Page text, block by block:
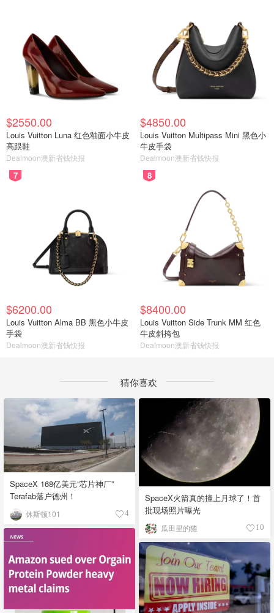
$2550.00
Louis Vuitton Luna 红色釉面小牛皮
高跟鞋
Dealmoon澳新省钱快报
$4850.00
Louis Vuitton Multipass Mini 黑色小
牛皮手袋
Dealmoon澳新省钱快报
7
$6200.00
Louis Vuitton Alma BB 黑色小牛皮
手袋
Dealmoon澳新省钱快报
8
$8400.00
Louis Vuitton Side Trunk MM 红色
牛皮斜挎包
Dealmoon澳新省钱快报
猜你喜欢
SpaceX 168亿美元“芯片神厂”
Terafab落户德州！
休斯顿101 4
SpaceX火箭真的撞上月球了！首
批现场照片曝光
瓜田里的猹 10